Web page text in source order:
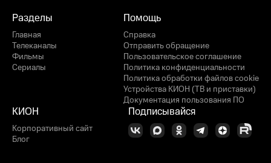
Разделы
Главная
Телеканалы
Фильмы
Сериалы
Помощь
Справка
Отправить обращение
Пользовательское соглашение
Политика конфиденциальности
Политика обработки файлов cookie
Устройства КИОН (ТВ и приставки)
Документация пользования ПО
КИОН
Корпоративный сайт
Блог
Подписывайся